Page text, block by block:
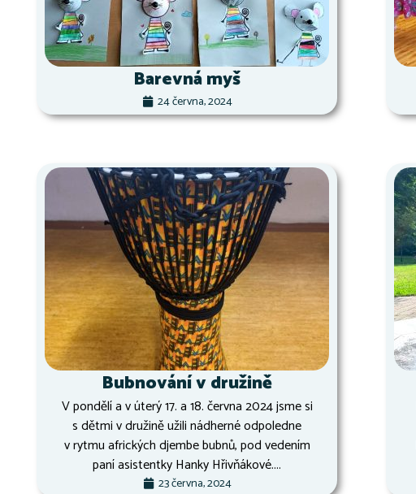
Barevná myš
24 června, 2024
Bubnování v družině
V pondělí a v úterý 17. a 18. června 2024 jsme si
s dětmi v družině užili nádherné odpoledne
v rytmu afrických djembe bubnů, pod vedením
paní asistentky Hanky Hřivňákové....
23 června, 2024